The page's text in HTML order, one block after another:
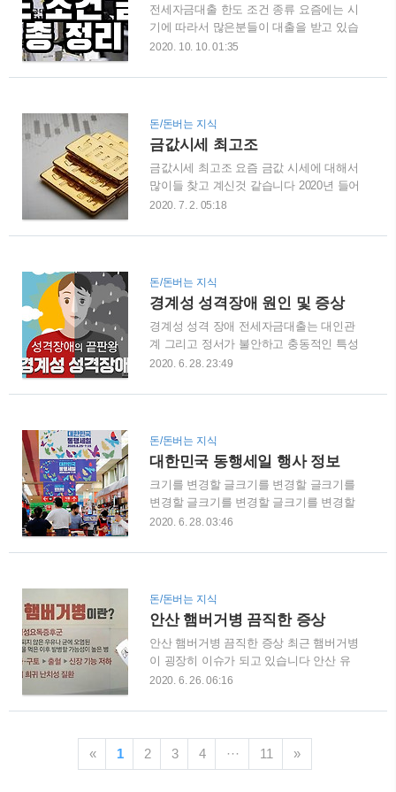
체크카드 종류 알뜰교통카드 체크카드의
종류들은 굉장히 많이 있습니다 하지만 그
중에서도 대표적으로 3개의 카드가 있는데
볼게요 1. 신한카드 (체크) - 대중교통 10%
백 - 놀이공원 및 영화 할인 서비스 - 서점/
학원/토익 응시료 캐시백 더욱 자세한 알
뜰교통카드 신한 체크카드 ..
전세자금대출 한도 조건 종류 요즘에는 시
기에 따라서 많은분들이 대출을 받고 있습
니다 특히나 전세자금을 마련하기 위한 대
세자금대출을 알아보는 와중에 많이 헷갈
었으면 하는 바램입니다 청년 전세자금대
출 = 버팀목대출 우선 청년전세자금대출
여러분들이 많이 알고 계실겁니다 이 용어
자체가 조금은 낯설다고 느껴질수가 있는
데 간단하고 심플하게 말씀을 드리자면 청
말 입니다 실제로 전세자금대출을 받는데
무방합니다 자세한 사항들은 밑에 내용들
을 한번 봐주세요 간단하게 요약을 드리자
면 1. 대출금리 : 1.5%~2.1% 2. ..
2020. 10. 10. 01:35
돈/돈버는 지식
금값시세 최고조
금값시세 최고조 요즘 금값 시세에 대해서
많이들 찾고 계신것 같습니다 2020년 들어
서 지금 최고조를 찍게 되었는데요 국제
었습니다 금값으로 재테크를 하시는분들
소에서 8월 금은 전날보다 온스당 1.1%
19.3달러 오른 1800.5달러를 기록을 했는
데요 금값은 2011년 최고 수준이기도 하고
약 4년만에 분기 기준으로 최고의 상승폭
으로 오르기도 했습니다 금 선물 시세가
처음이기도 한데요 금값도 뉴욕 증시처럼
니다 금값에 대한 블룸버그 통신은 전문가
를 통해서 각국 중앙은행이 공격적으로 돈
을 풀었다..
2020. 7. 2. 05:18
돈/돈버는 지식
경계성 성격장애 원인 및 증상
경계성 성격 장애 전세자금대출는 대인관
계 그리고 정서가 불안하고 충동적인 특성
을 가지고 있습니다 전세자금대출 스스로
굉장히 빠르게 변하는데요 환자의 정서가
까지도 하는데요 전세자금대출 평생동안
1~1.5% 정도 병에 걸릴수 있습니다 의존
성 성격장애와 함께 오는 병이 또하나가
인격장애 인데요 여자 환자가 더 많다고
하는데 전세자금대출 최근의 역학조사에
성 성격장애에 대한 원인에 대해서는 유전
관계 경험이 상호작용을 하기도 합니다 경
계성 성격장애는 우선적으로 유전이 크기
도 한데 정서 조절 능력 그리고 충동성이
관련이 되..
2020. 6. 28. 23:49
돈/돈버는 지식
대한민국 동행세일 행사 정보
크기를 변경할 글크기를 변경할 글크기를
변경할 글크기를 변경할 글크기를 변경할
글크기를 변경할 글크기를 변경할 글크기
할 글크기를 변경할 글 대한민국 동행세일
진행 합니다 동행세일은 26일부터 7월 12
일까지 진행이 되고 동행세일 같은 경우에
는 전국 전통시장 그리고 소상공인 뿐만
아니라 백화점 , 마트 큰 대형 유통업체들
도 참여를 하는데요 동행세일의 취지가 너
워 하는 지금 모두가 좋은 의미인데요 계
개 전통시장 그리고 상점가는 경품 이벤트
그리고 문화 , 장보기 체험 등등 오프라인
2020. 6. 28. 03:46
돈/돈버는 지식
안산 햄버거병 끔직한 증상
안산 햄버거병 끔직한 증상 최근 햄버거병
이 굉장히 이슈가 되고 있습니다 안산 유
치원생들이 단체로 식중독에 걸리는 일이
햄버거병 진단을 받았기에 충격을 안겨주
록구에 있는 한 유치원에서 구토와 그리고
설사 , 복통 식중독 의심증상을 보이는 유
2020. 6. 26. 06:16
« 1 2 3 4 ··· 11 »